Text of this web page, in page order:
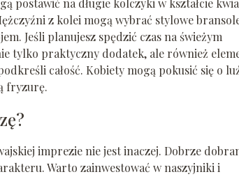
z kolei mogą wybrać stylowe
Jeśli planujesz spędzić czas na świeżym
tylko praktyczny dodatek, ale również
całość. Kobiety mogą pokusić się o
fryzurę.
imprezie nie jest inaczej. Dobrze
Warto zainwestować w naszyjniki i